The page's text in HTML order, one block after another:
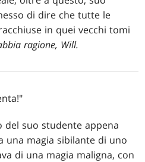
di dire che tutte le
in quei vecchi tomi
ragione, Will.
del suo studente appena
una magia sibilante di uno
di una magia maligna, con